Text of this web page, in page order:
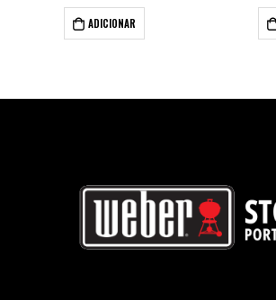
ADICIONAR